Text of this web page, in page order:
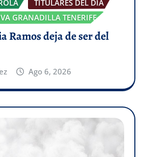
TITULARES DEL DÍA
GRANADILLA TENERIFE
Ramos deja de ser del
Ago 6, 2026